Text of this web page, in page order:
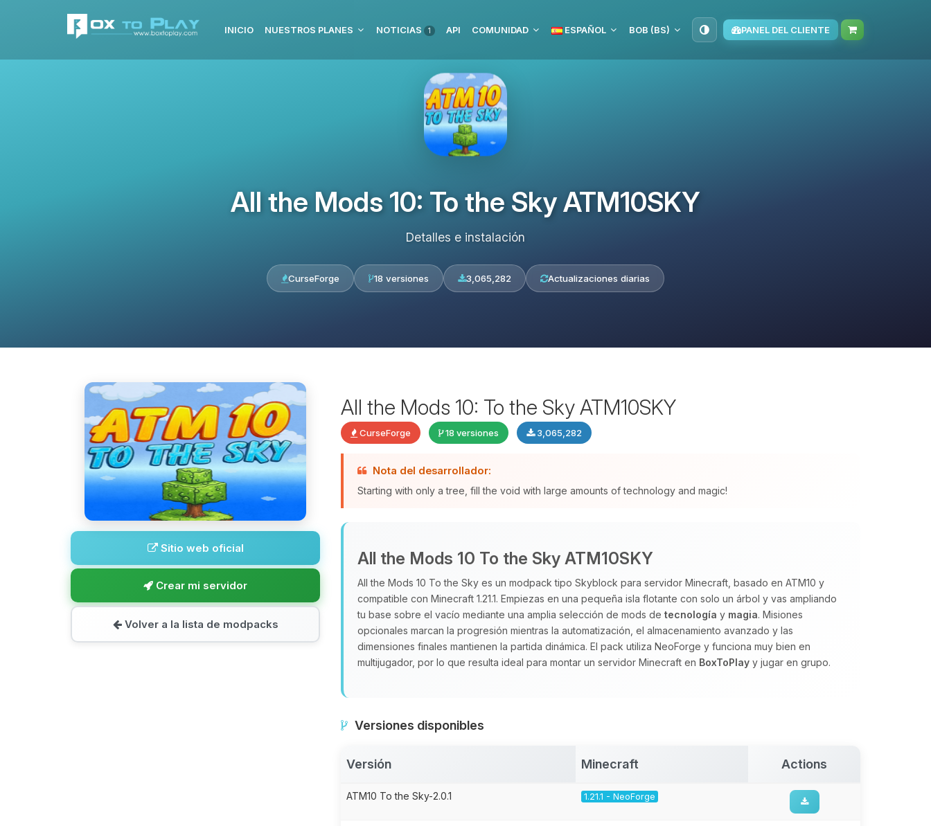
INICIO NUESTROS PLANES NOTICIAS 1 API COMUNIDAD ESPAÑOL BOB (BS) PANEL DEL CLIENTE
All the Mods 10: To the Sky ATM10SKY
Detalles e instalación
CurseForge 18 versiones 3,065,282 Actualizaciones diarias
Sitio web oficial
Crear mi servidor
Volver a la lista de modpacks
All the Mods 10: To the Sky ATM10SKY
CurseForge 18 versiones 3,065,282
Nota del desarrollador:
Starting with only a tree, fill the void with large amounts of technology and magic!
All the Mods 10 To the Sky ATM10SKY
All the Mods 10 To the Sky es un modpack tipo Skyblock para servidor Minecraft, basado en ATM10 y
compatible con Minecraft 1.21.1. Empiezas en una pequeña isla flotante con solo un árbol y vas ampliando
tu base sobre el vacío mediante una amplia selección de mods de tecnología y magia. Misiones
opcionales marcan la progresión mientras la automatización, el almacenamiento avanzado y las
dimensiones finales mantienen la partida dinámica. El pack utiliza NeoForge y funciona muy bien en
multijugador, por lo que resulta ideal para montar un servidor Minecraft en BoxToPlay y jugar en grupo.
Versiones disponibles
Versión Minecraft Actions
ATM10 To the Sky-2.0.1 1.21.1 - NeoForge